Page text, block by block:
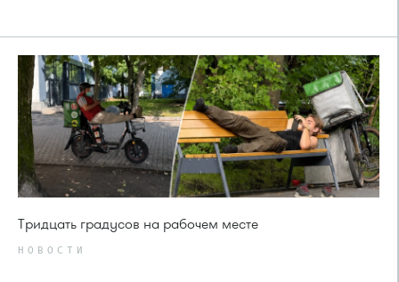
Тридцать градусов на рабочем месте
НОВОСТИ